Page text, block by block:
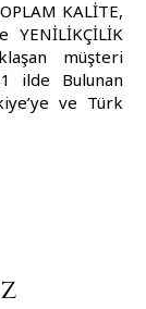
KALİTE,
YENİLİKÇİLİK
müşteri
ilde Bulunan
ve Türk